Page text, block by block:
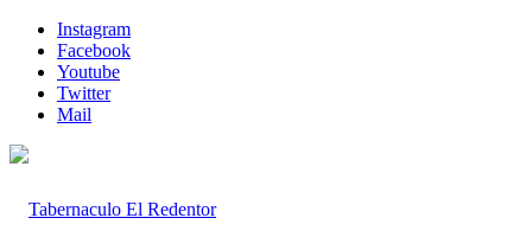
Instagram
Facebook
Youtube
Twitter
Mail